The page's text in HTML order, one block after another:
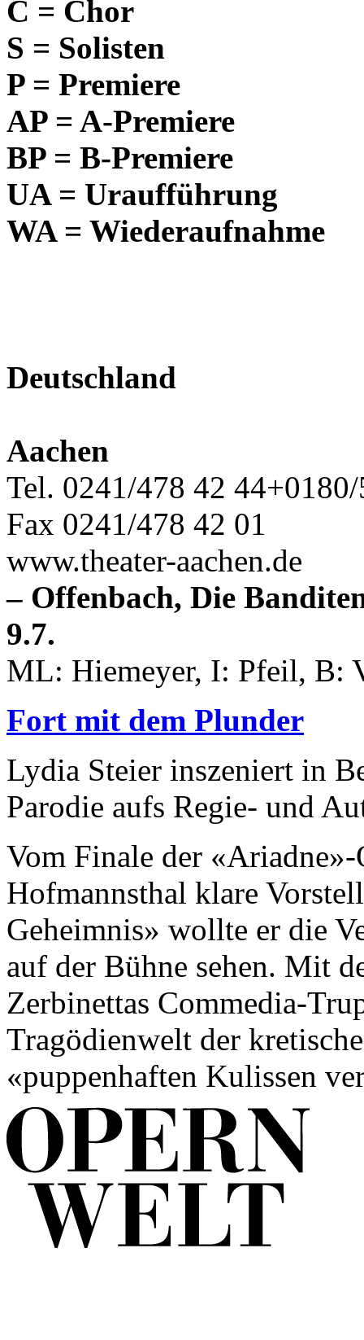
C = Chor
S = Solisten
P = Premiere
AP = A-Premiere
BP = B-Premiere
UA = Uraufführung
WA = Wiederaufnahme
Deutschland
Aachen
Tel. 0241/478 42
Fax 0241/478 42 01
www.theater-aachen.de
– Offenbach, Die
9.7.
ML: Hiemeyer, I: Pfeil, B:
Fort mit dem Plunder
Lydia Steier inszeniert in
Parodie aufs Regie- und
Vom Finale der
Hofmannsthal klare
Geheimnis» wollte er die
auf der Bühne sehen. Mit
Zerbinettas Commedia-
Tragödienwelt der
«puppenhaften Kulissen